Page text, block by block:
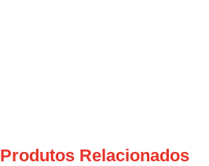
Produtos Relacionados